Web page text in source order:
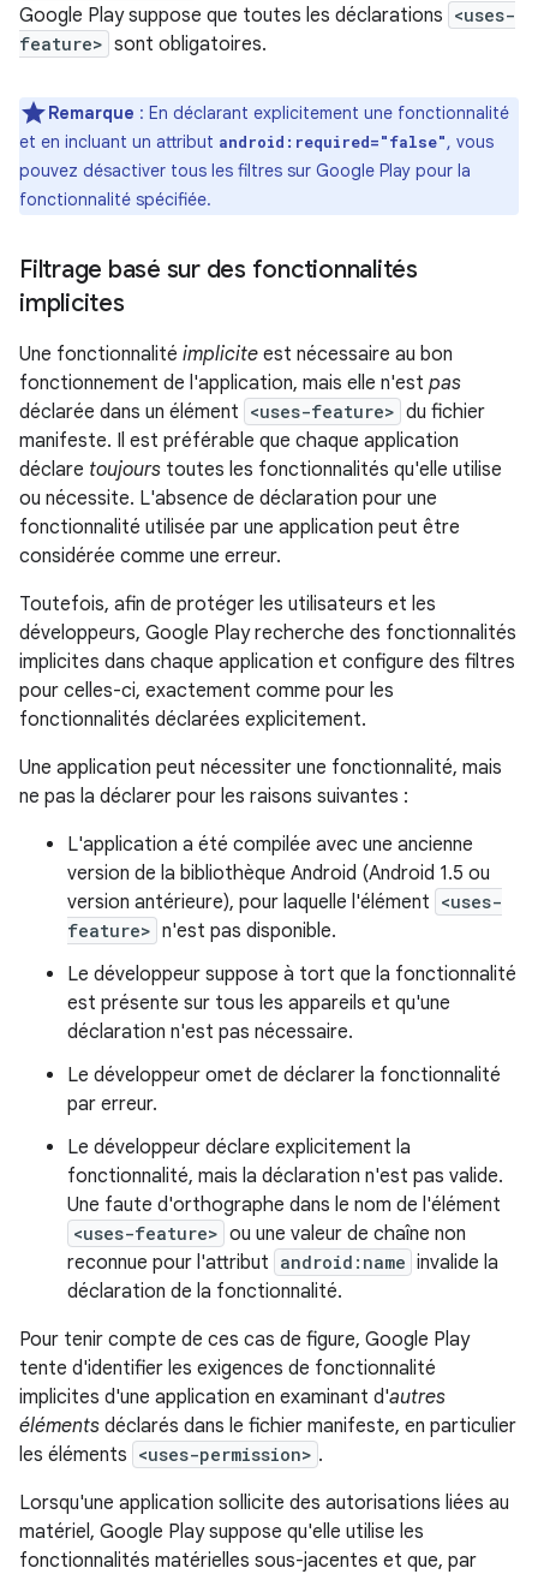
Google Play suppose que toutes les déclarations <uses-
feature> sont obligatoires.
Remarque : En déclarant explicitement une fonctionnalité
et en incluant un attribut android:required="false", vous
pouvez désactiver tous les filtres sur Google Play pour la
fonctionnalité spécifiée.
Filtrage basé sur des fonctionnalités
implicites
Une fonctionnalité implicite est nécessaire au bon
fonctionnement de l'application, mais elle n'est pas
déclarée dans un élément <uses-feature> du fichier
manifeste. Il est préférable que chaque application
déclare toujours toutes les fonctionnalités qu'elle utilise
ou nécessite. L'absence de déclaration pour une
fonctionnalité utilisée par une application peut être
considérée comme une erreur.
Toutefois, afin de protéger les utilisateurs et les
développeurs, Google Play recherche des fonctionnalités
implicites dans chaque application et configure des filtres
pour celles-ci, exactement comme pour les
fonctionnalités déclarées explicitement.
Une application peut nécessiter une fonctionnalité, mais
ne pas la déclarer pour les raisons suivantes :
L'application a été compilée avec une ancienne
version de la bibliothèque Android (Android 1.5 ou
version antérieure), pour laquelle l'élément <uses-
feature> n'est pas disponible.
Le développeur suppose à tort que la fonctionnalité
est présente sur tous les appareils et qu'une
déclaration n'est pas nécessaire.
Le développeur omet de déclarer la fonctionnalité
par erreur.
Le développeur déclare explicitement la
fonctionnalité, mais la déclaration n'est pas valide.
Une faute d'orthographe dans le nom de l'élément
<uses-feature> ou une valeur de chaîne non
reconnue pour l'attribut android:name invalide la
déclaration de la fonctionnalité.
Pour tenir compte de ces cas de figure, Google Play
tente d'identifier les exigences de fonctionnalité
implicites d'une application en examinant d'autres
éléments déclarés dans le fichier manifeste, en particulier
les éléments <uses-permission> .
Lorsqu'une application sollicite des autorisations liées au
matériel, Google Play suppose qu'elle utilise les
fonctionnalités matérielles sous-jacentes et que, par